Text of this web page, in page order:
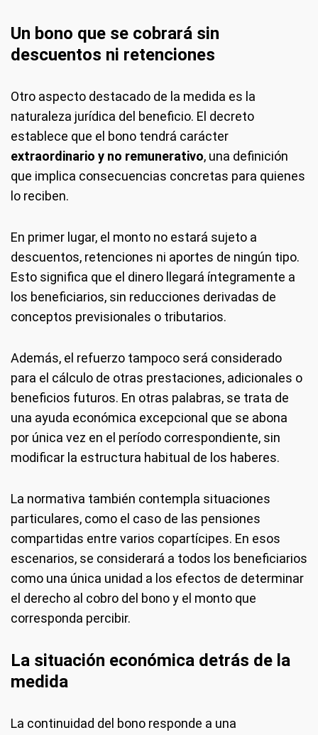
Un bono que se cobrará sin
descuentos ni retenciones
Otro aspecto destacado de la medida es la
naturaleza jurídica del beneficio. El decreto
establece que el bono tendrá carácter
extraordinario y no remunerativo, una definición
que implica consecuencias concretas para quienes
lo reciben.
En primer lugar, el monto no estará sujeto a
descuentos, retenciones ni aportes de ningún tipo.
Esto significa que el dinero llegará íntegramente a
los beneficiarios, sin reducciones derivadas de
conceptos previsionales o tributarios.
Además, el refuerzo tampoco será considerado
para el cálculo de otras prestaciones, adicionales o
beneficios futuros. En otras palabras, se trata de
una ayuda económica excepcional que se abona
por única vez en el período correspondiente, sin
modificar la estructura habitual de los haberes.
La normativa también contempla situaciones
particulares, como el caso de las pensiones
compartidas entre varios copartícipes. En esos
escenarios, se considerará a todos los beneficiarios
como una única unidad a los efectos de determinar
el derecho al cobro del bono y el monto que
corresponda percibir.
La situación económica detrás de la
medida
La continuidad del bono responde a una